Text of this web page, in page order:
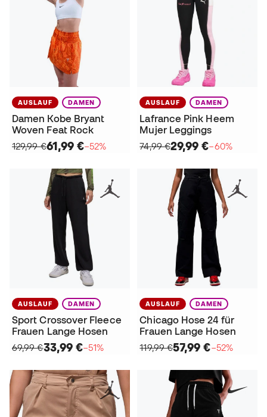
AUSLAUF DAMEN
Damen Kobe Bryant
Woven Feat Rock
129,99 €61,99 €−52%
AUSLAUF DAMEN
Lafrance Pink Heem
Mujer Leggings
74,99 €29,99 €−60%
AUSLAUF DAMEN
Sport Crossover Fleece
Frauen Lange Hosen
69,99 €33,99 €−51%
AUSLAUF DAMEN
Chicago Hose 24 für
Frauen Lange Hosen
119,99 €57,99 €−52%